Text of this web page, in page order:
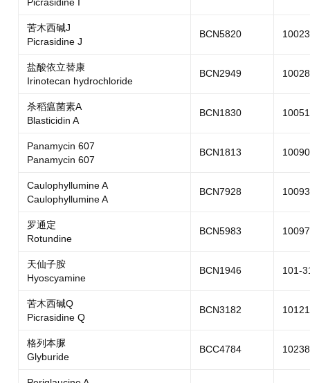
苦木西碱J
Picrasidine J
BCN5820
盐酸依立替康
Irinotecan hydrochloride
BCN2949
杀稻瘟菌素A
Blasticidin A
BCN1830
Panamycin 607
Panamycin 607
BCN1813
Caulophyllumine A
Caulophyllumine A
BCN7928
罗通定
Rotundine
BCN5983
天仙子胺
Hyoscyamine
BCN1946 101-
苦木西碱Q
Picrasidine Q
BCN3182
格列本脲
Glyburide
BCC4784